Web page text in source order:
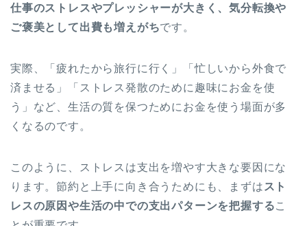
仕事のストレスやプレッシャーが大きく、気分転換や
ご褒美として出費も増えがちです。
実際、「疲れたから旅行に行く」「忙しいから外食で
済ませる」「ストレス発散のために趣味にお金を使
う」など、生活の質を保つためにお金を使う場面が多
くなるのです。
このように、ストレスは支出を増やす大きな要因にな
ります。節約と上手に向き合うためにも、まずは スト
レスの原因や生活の中での支出パターンを把握するこ